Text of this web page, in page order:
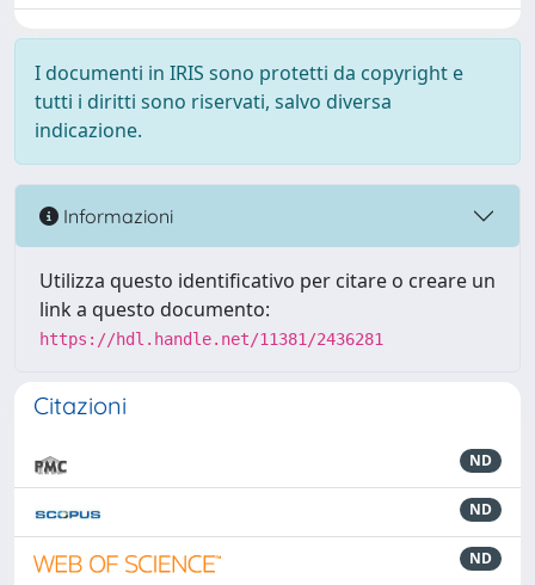
I documenti in IRIS sono protetti da copyright e
tutti i diritti sono riservati, salvo diversa
indicazione.
Informazioni
Utilizza questo identificativo per citare o creare un
link a questo documento:
https://hdl.handle.net/11381/2436281
Citazioni
ND
ND
ND